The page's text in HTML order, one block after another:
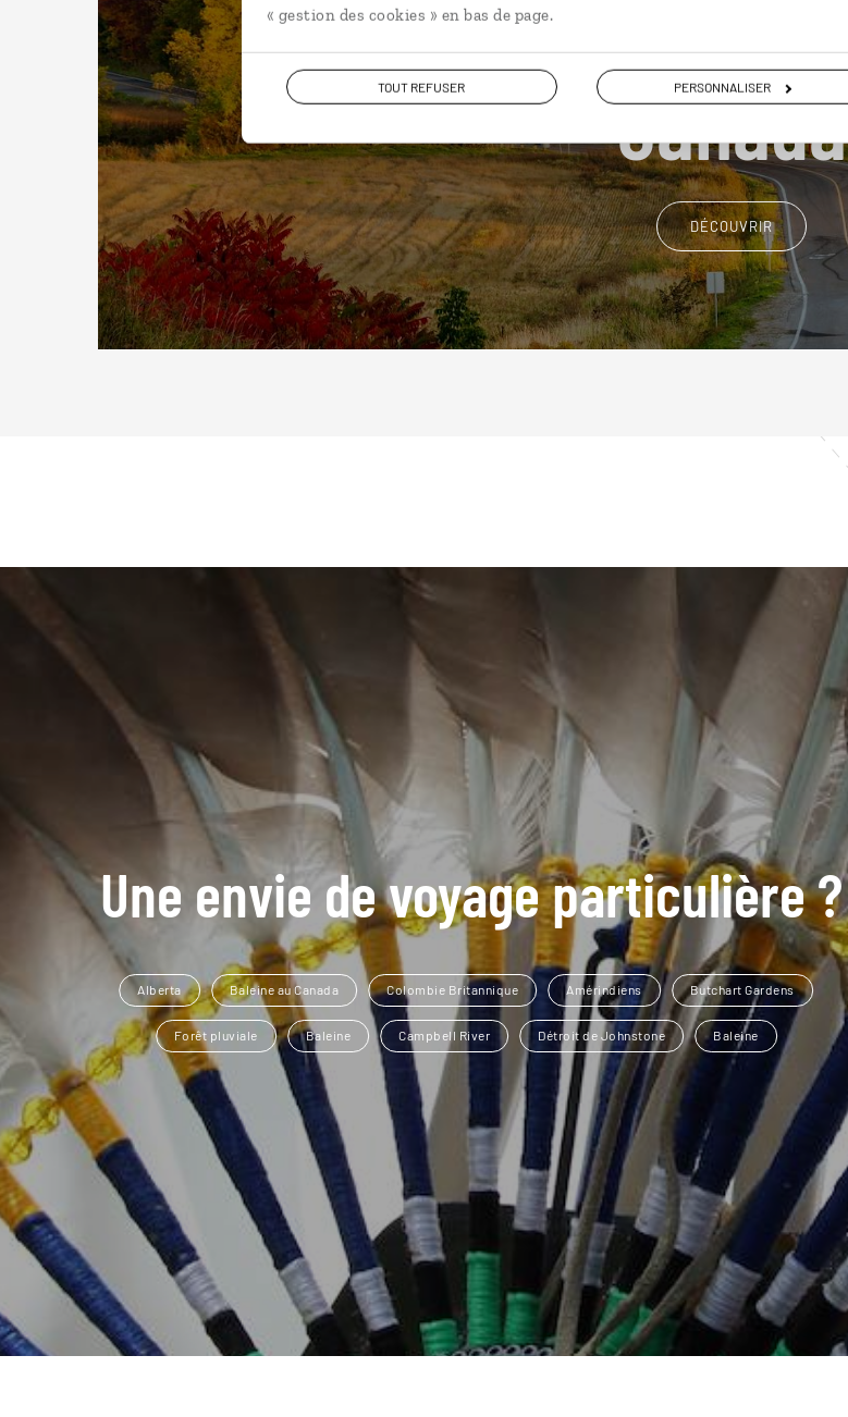
« gestion des cookies » en bas de page.
TOUT REFUSER PERSONNALISER
Canada
DÉCOUVRIR
Une envie de voyage particulière ?
Alberta Baleine au Canada Colombie Britannique Amérindiens Butchart Gardens
Forêt pluviale Baleine Campbell River Détroit de Johnstone Baleine